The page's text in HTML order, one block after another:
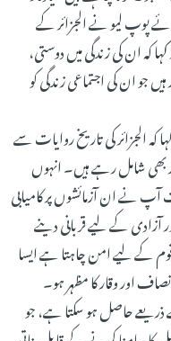
پوپ لیو نے الجزائر کے
کہ ان کی زندگی میں دوستی،
جو ان کی اجتماعی زندگی کو
الجزائر کی تاریخ روایات سے
بھی شامل رہے ہیں۔ انہوں
آپ نے ان آزمائشوں پر کامیابی
آزادی کے لیے قربانی دینے
قوم کے لیے امن چاہتا ہے ایسا
اور وقار کا مظہر ہو۔
حاصل ہو سکتا ہے، جو